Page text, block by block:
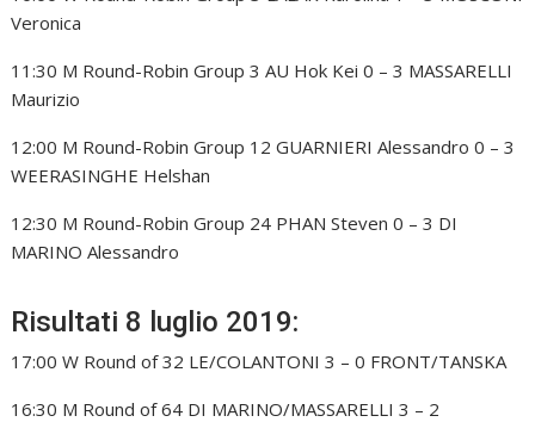
Veronica
11:30 M Round-Robin Group 3 AU Hok Kei 0 – 3 MASSARELLI
Maurizio
12:00 M Round-Robin Group 12 GUARNIERI Alessandro 0 – 3
WEERASINGHE Helshan
12:30 M Round-Robin Group 24 PHAN Steven 0 – 3 DI
MARINO Alessandro
Risultati 8 luglio 2019:
17:00 W Round of 32 LE/COLANTONI 3 – 0 FRONT/TANSKA
16:30 M Round of 64 DI MARINO/MASSARELLI 3 – 2